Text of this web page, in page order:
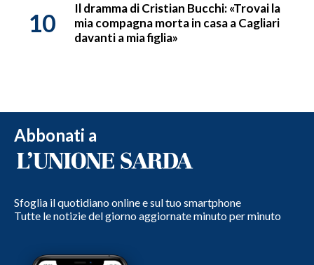
10
Il dramma di Cristian Bucchi: «Trovai la
mia compagna morta in casa a Cagliari
davanti a mia figlia»
Abbonati a
Sfoglia il quotidiano online e sul tuo smartphone
Tutte le notizie del giorno aggiornate minuto per minuto